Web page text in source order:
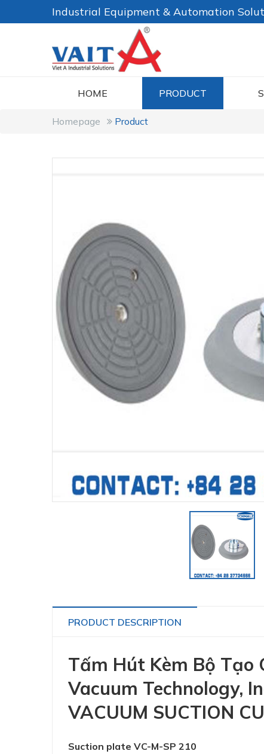
Industrial Equipment & Automation
HOME PRODUCT
Homepage Product
PRODUCT DESCRIPTION
Tấm Hút Kèm Bộ Tạo
Vacuum Technology,
VACUUM SUCTION
Suction plate VC-M-SP 210